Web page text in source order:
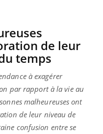
de leur
temps
à exagérer
par rapport à la vie au
malheureuses ont
de leur niveau de
confusion entre se